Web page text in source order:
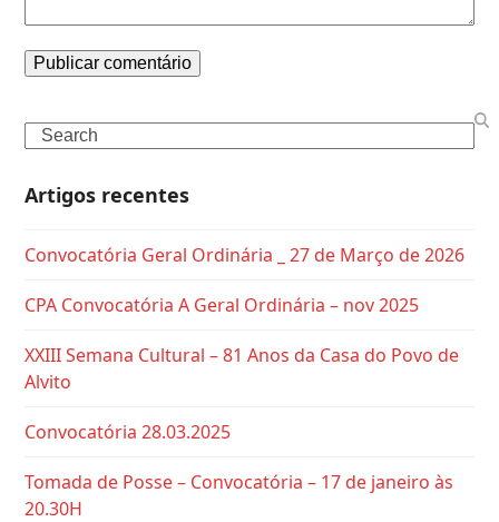
Search
Artigos recentes
Convocatória Geral Ordinária _ 27 de Março de 2026
CPA Convocatória A Geral Ordinária – nov 2025
XXIII Semana Cultural – 81 Anos da Casa do Povo de
Alvito
Convocatória 28.03.2025
Tomada de Posse – Convocatória – 17 de janeiro às
20.30H